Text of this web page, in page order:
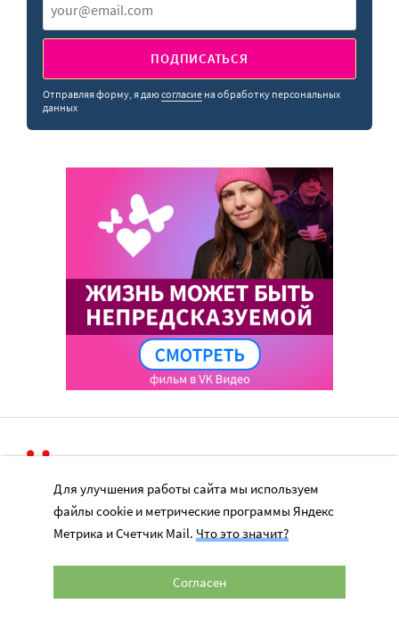
ПОДПИСАТЬСЯ
Отправляя форму, я даюсогласие на обработку персональных
данных
Перепечатка материалов сайта в интернете возможна только при
наличии активной гиперссылки на оригинал материала на сайте
miloserdie.ru
Для улучшения работы сайта мы используем
файлы cookie и метрические программы Яндекс
Метрика и Счетчик Mail. Что это значит?
Согласен